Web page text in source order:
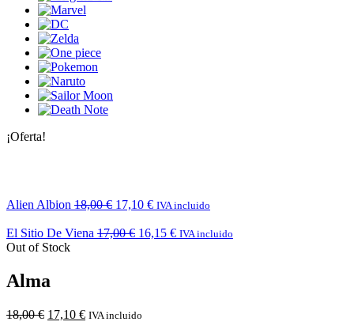
¡Oferta!
Alien Albion 18,00€ 17,10 € IVA incluido
El Sitio De Viena 17,00€ 16,15 € IVA incluido
Out of Stock
Alma
18,00€ 17,10 € IVA incluido